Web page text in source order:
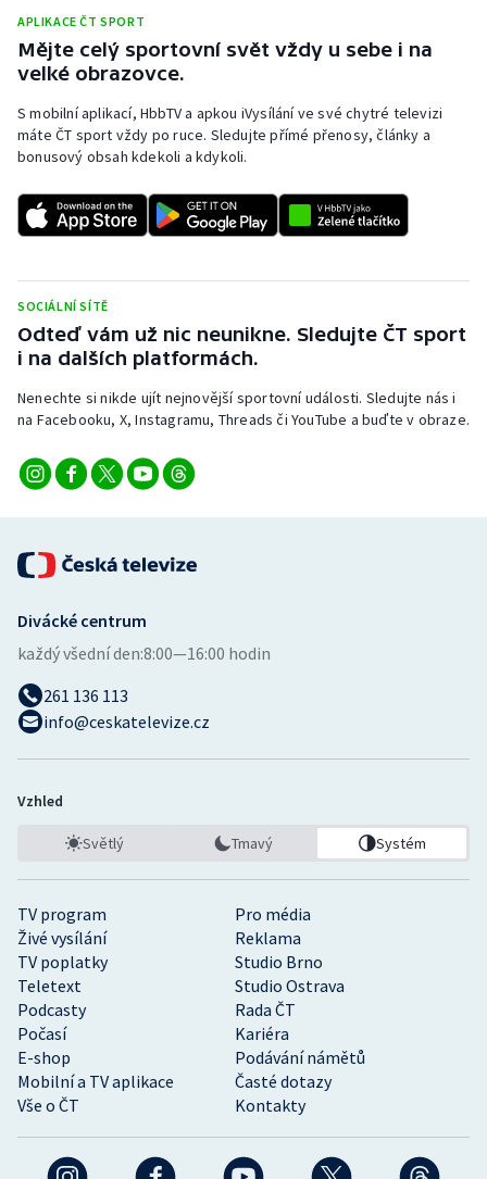
Rychlobruslení
Rychlostní kanoistika
Short track
Sportovní střelba
Stolní tenis
Veslování
Volejbal
Ostatní
APLIKACE ČT SPORT
Mějte celý sportovní svět vždy u sebe i na
velké obrazovce.
S mobilní aplikací, HbbTV a apkou iVysílání ve své chytré televizi
máte ČT sport vždy po ruce. Sledujte přímé přenosy, články a
bonusový obsah kdekoli a kdykoli.
SOCIÁLNÍ SÍTĚ
Odteď vám už nic neunikne. Sledujte ČT sport
i na dalších platformách.
Nenechte si nikde ujít nejnovější sportovní události. Sledujte nás i
na Facebooku, X, Instagramu, Threads či YouTube a buďte v obraze.
TV program
Pro média
Živé vysílání
Reklama
TV poplatky
Studio Brno
Teletext
Studio Ostrava
Podcasty
Rada ČT
Počasí
Kariéra
E-shop
Podávání námětů
Mobilní a TV aplikace
Časté dotazy
Vše o ČT
Kontakty
Divácké centrum
každý všední den:8:00—16:00 hodin
261 136 113
info@ceskatelevize.cz
Vzhled
Světlý Tmavý Systém